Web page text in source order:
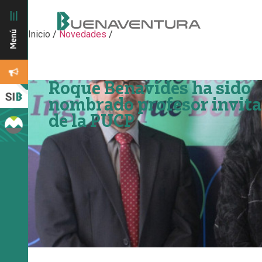
Inicio /Novedades /
Roque Benavides ha sido
nombrado profesor
de la PUCP